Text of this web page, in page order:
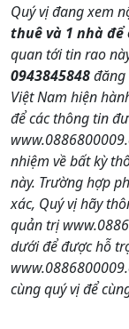
Quý vị đang xem
thuê và 1 nhà để
quan tới tin rao
0943845848đăng
Việt Nam hiện
để các thông tin
nhiệm về bất kỳ
này. Trường hợp
xác, Quý vị hãy
quản trị
dưới để được hỗ
cùng quý vị để